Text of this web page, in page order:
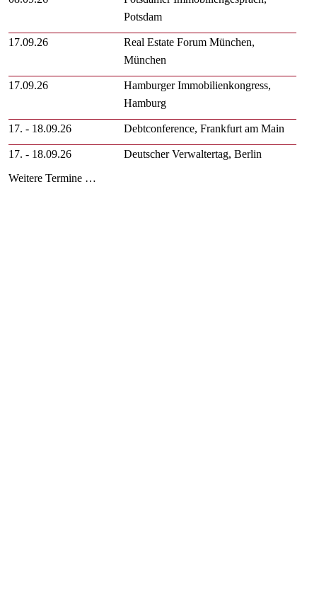
Potsdam
17.09.26
Real Estate Forum München,
München
17.09.26
Hamburger Immobilienkongress,
Hamburg
17. - 18.09.26 Debtconference, Frankfurt am Main
17. - 18.09.26
Deutscher Verwaltertag, Berlin
Weitere Termine …